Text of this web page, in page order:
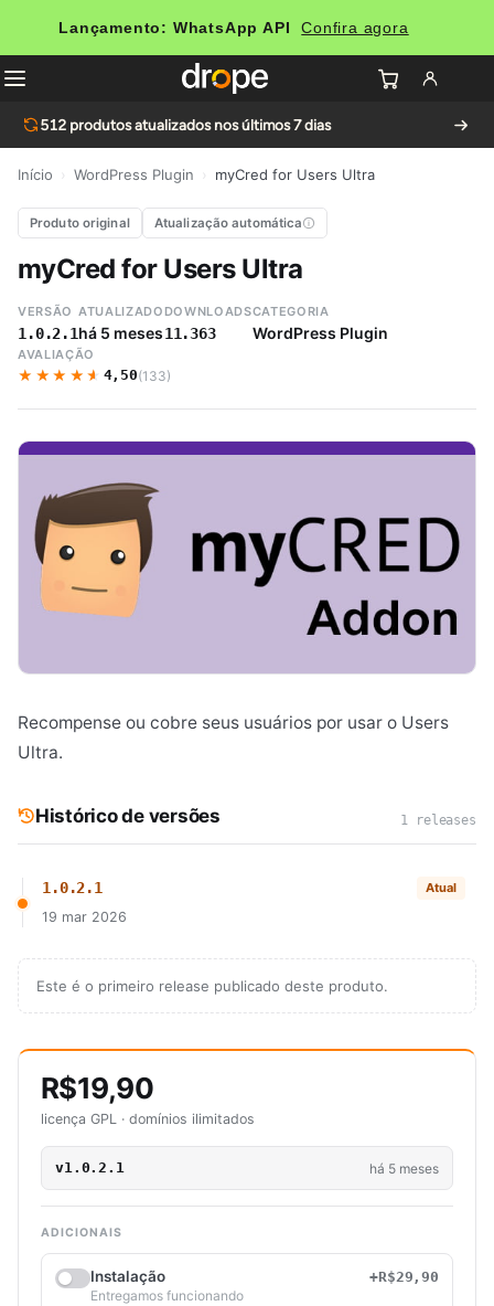
Lançamento: WhatsApp API Confira agora
512 produtos atualizados nos últimos 7 dias
Início WordPress Plugin myCred for Users Ultra
Produto original Atualização automática
myCred for Users Ultra
VERSÃO
1.0.2.1
ATUALIZADO
há 5 meses
DOWNLOADS
11.363
CATEGORIA
WordPress Plugin
AVALIAÇÃO
★★★★★
★★★★★ 4,50(133)
Recompense ou cobre seus usuários por usar o Users
Ultra.
Histórico de versões 1 releases
1.0.2.1 Atual
19 mar 2026
Este é o primeiro release publicado deste produto.
R$19,90
licença GPL · domínios ilimitados
v1.0.2.1 há 5 meses
ADICIONAIS
Instalação
+R$29,90
Entregamos funcionando